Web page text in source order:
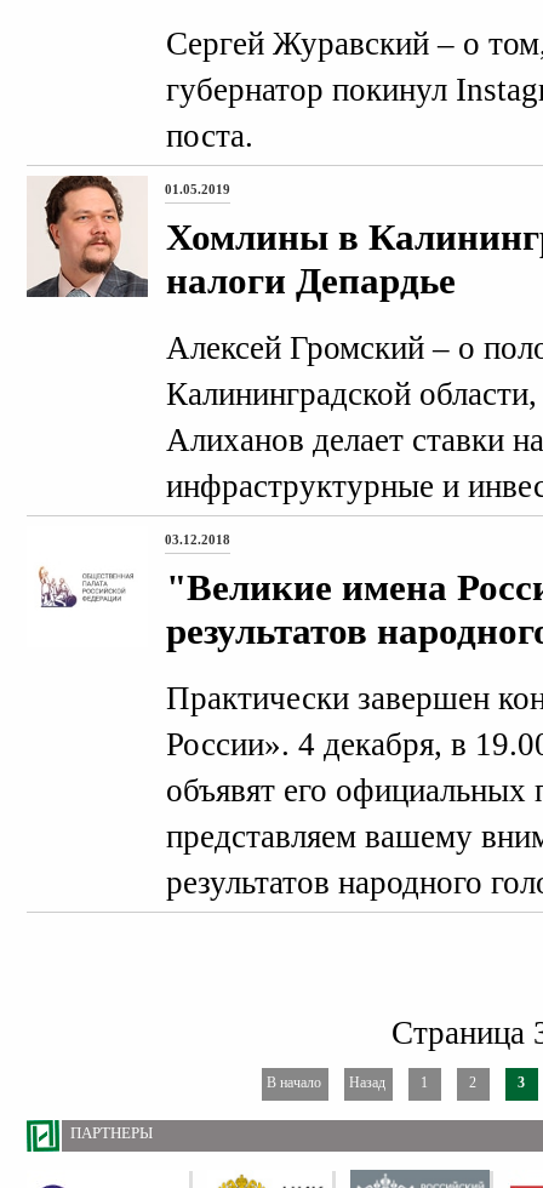
Сергей Журавский – о
губернатор покинул
поста.
01.05.2019
Хомлины в
налоги Депардье
Алексей Громский – о
Калининградской
Алиханов делает ставки
инфраструктурные и
03.12.2018
"Великие имена
результатов
Практически завершен
России». 4 декабря, в
объявят его
представляем вашему
результатов народного
Страница
В начало Назад 1 2 3
ПАРТНЕРЫ